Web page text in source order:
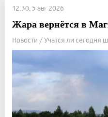
12:30, 5 авг 2026
Жара вернётся в
Новости / Учатся ли сегодня